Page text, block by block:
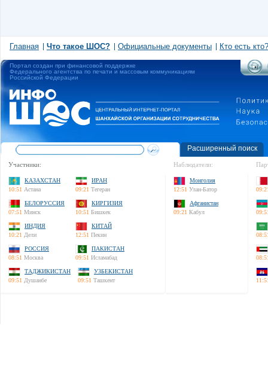
Главная Что такое ШОС? Официальные документы Кто есть кто?
Портал создан при финансовой поддержке
Федерального агентства по печати и массовым коммуникациям
Российской Федерации
Расширенный поиск
Участники:
КАЗАХСТАН
10:51 Астана
ИРАН
09:21 Тегеран
БЕЛОРУССИЯ
07:51 Минск
КИРГИЗИЯ
10:51 Бишкек
ИНДИЯ
10:21 Дели
КИТАЙ
12:51 Пекин
РОССИЯ
08:51 Москва
ПАКИСТАН
09:51 Исламабад
ТАДЖИКИСТАН
09:51 Душанбе
УЗБЕКИСТАН
09:51 Ташкент
Наблюдатели:
Монголия
12:51 Улан-Батор
Афганистан
09:21 Кабул